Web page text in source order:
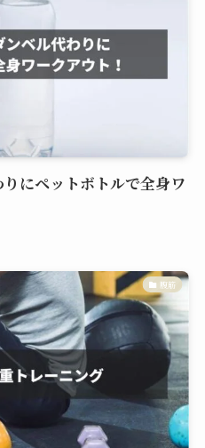
にペットボトルで全身ワ
腹筋